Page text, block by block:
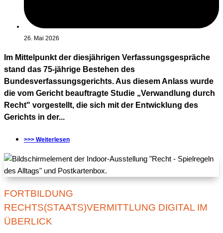
26. Mai 2026
Im Mittelpunkt der diesjährigen Verfassungsgespräche
stand das 75-jährige Bestehen des
Bundesverfassungsgerichts. Aus diesem Anlass wurde
die vom Gericht beauftragte Studie „Verwandlung durch
Recht" vorgestellt, die sich mit der Entwicklung des
Gerichts in der...
>>> Weiterlesen
FORTBILDUNG
RECHTS(STAATS)VERMITTLUNG DIGITAL IM
ÜBERLICK